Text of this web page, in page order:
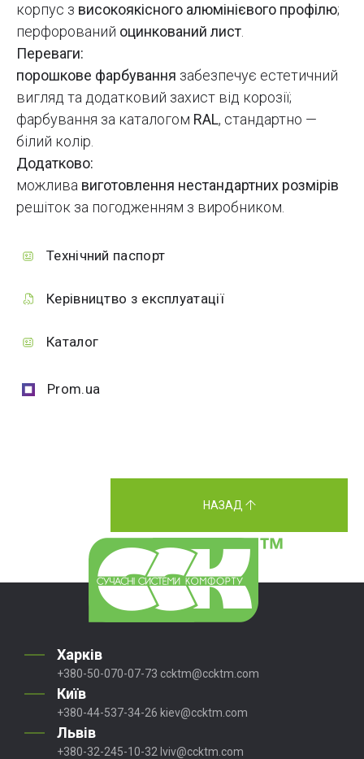
корпус з високоякісного алюмінієвого профілю;
перфорований оцинкований лист
Переваги:
порошкове фарбування забезпечує естетичний
вигляд та додатковий захист від корозії;
фарбування за каталогом RAL, стандартно —
білий колір.
Додатково:
можлива виготовлення нестандартних розмірів
решіток за погодженням з виробником.
Технічний паспорт
Керівництво з експлуатації
Каталог
Prom.ua
НАЗАД
Харків
+380-50-070-07-73 ccktm@ccktm.com
Київ
+380-44-537-34-26 kiev@ccktm.com
Львів
+380-32-245-10-32 lviv@ccktm.com